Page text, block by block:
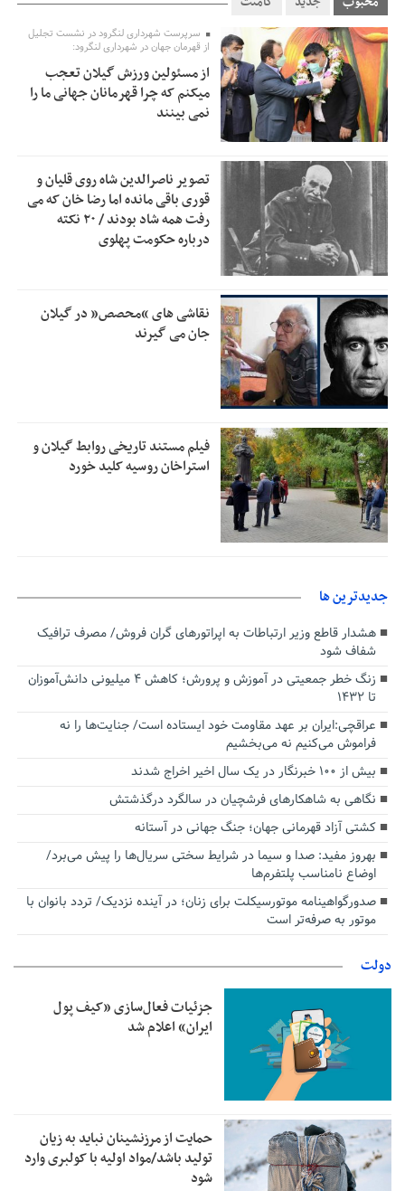
7:00
استاندار گیلان خواستار بررسی دقیق کنوانسیون خزر پیش از
تصویب در مجلس شد
0:51
پزشکیان‌: بهترین زمان برای دستیابی به توافق شرایط کنونی است/
از حقوق ملت کوتاه نمی‌آییم
13:01
عارف: جنگ اصلی امروز، جنگ روایت‌ها بر سر امید و هویت ملی
است
12:57
هشدار معاون وظیفه عمومی گیلان به سربازان فراری؛ اعطای
معافیت شایعه است
12:54
پاکستان: باید در برابر اسرائیل متحد شویم؛ عادی‌سازی هیچ
سودی ندارد
10:24 جهانگیر: امروز خبرنگاران ایران به عنوان خار چشم می‌درخشند
10:08
اتفاق عجیب در استقلال؛ امضای شجاعی پای صورت‌های مالی
٩ماه پس از استعفا
سرپرست شهرداری لنگرود در نشست تجلیل
از قهرمان جهان در شهرداری لنگرود:
از مسئولین ورزش گیلان تعجب
میکنم که چرا قهرمانان جهانی ما را
نمی بینند
تصویر ناصرالدین شاه روی قلیان و
قوری باقی مانده اما رضا خان که می
رفت همه شاد بودند / ۲۰ نکته
درباره حکومت پهلوی
نقاشی های “محصص” در گیلان
جان می گیرند
فیلم مستند تاریخی روابط گیلان و
استراخان روسیه کلید خورد
جديدترين ها
هشدار قاطع وزیر ارتباطات به اپراتورهای گران فروش/ مصرف ترافیک
شفاف شود
زنگ خطر جمعیتی در آموزش و پرورش؛ کاهش ۴ میلیونی دانش‌آموزان
تا ۱۴۳۲
عراقچی:ایران بر عهد مقاومت خود ایستاده است/ جنایت‌ها را نه
فراموش می‌کنیم نه می‌بخشیم
بیش از ۱۰۰ خبرنگار در یک سال اخیر اخراج شدند
نگاهی به شاهکارهای فرشچیان در سالگرد درگذشتش
کشتی آزاد قهرمانی جهان؛ جنگ جهانی در آستانه
بهروز مفید: صدا و سیما در شرایط سختی سریال‌ها را پیش می‌برد/
اوضاع نامناسب پلتفرم‌ها
صدورگواهینامه موتورسیکلت برای زنان؛ در آینده نزدیک/ تردد بانوان با
موتور به‌ صرفه‌تر است
دولت
جزئیات فعال‌سازی «کیف پول
ایران» اعلام شد
حمایت از مرزنشینان نباید به زیان
تولید باشد/مواد اولیه با کولبری وارد
شود